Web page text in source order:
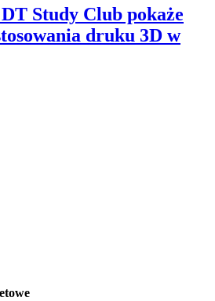
Study Club pokaże
druku 3D w